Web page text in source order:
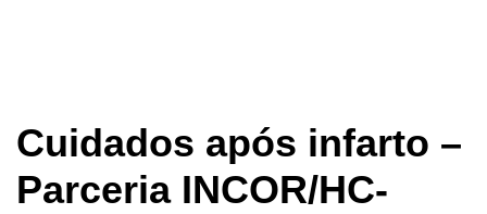
Cuidados após infarto –
Parceria INCOR/HC-